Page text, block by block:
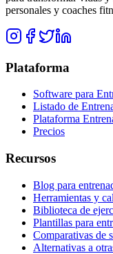
personales y coaches
Plataforma
Software para
Listado de
Plataforma
Precios
Recursos
Blog para
Herramientas y
Biblioteca de
Plantillas para
Comparativas de
Alternativas a